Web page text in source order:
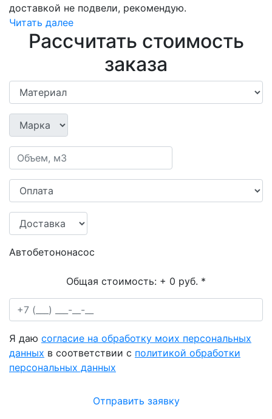
доставкой не подвели, рекомендую.
Читать далее
Рассчитать стоимость
заказа
Автобетононасос
Общая стоимость: + 0 руб. *
Я даю согласие на обработку моих персональных
данных в соответствии с политикой обработки
персональных данных
Отправить заявку